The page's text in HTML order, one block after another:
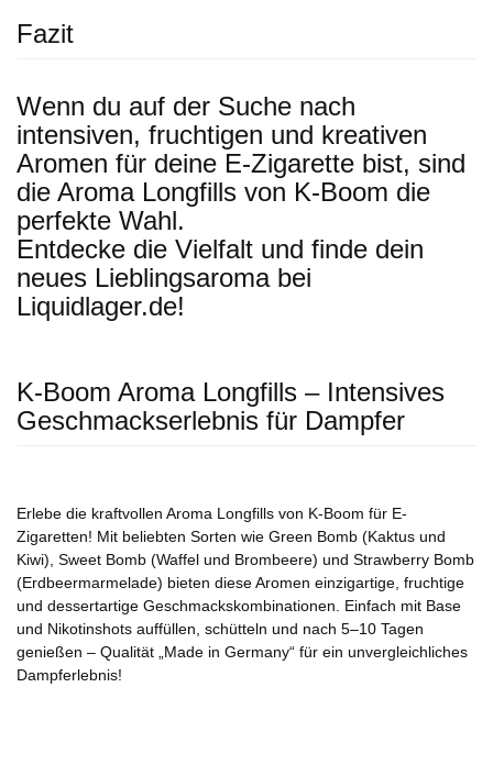
Fazit
Wenn du auf der Suche nach
intensiven, fruchtigen und kreativen
Aromen für deine E-Zigarette bist, sind
die Aroma Longfills von K-Boom die
perfekte Wahl.
Entdecke die Vielfalt und finde dein
neues Lieblingsaroma bei
Liquidlager.de!
K-Boom Aroma Longfills – Intensives
Geschmackserlebnis für Dampfer
Erlebe die kraftvollen Aroma Longfills von K-Boom für E-
Zigaretten! Mit beliebten Sorten wie Green Bomb (Kaktus und
Kiwi), Sweet Bomb (Waffel und Brombeere) und Strawberry Bomb
(Erdbeermarmelade) bieten diese Aromen einzigartige, fruchtige
und dessertartige Geschmackskombinationen. Einfach mit Base
und Nikotinshots auffüllen, schütteln und nach 5–10 Tagen
genießen – Qualität „Made in Germany“ für ein unvergleichliches
Dampferlebnis!